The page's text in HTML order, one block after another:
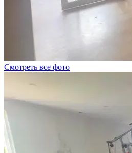
Смотреть все фото